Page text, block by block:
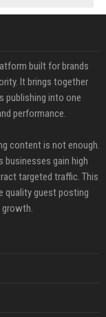
built for brands
It brings together
publishing into one
performance.
content is not enough.
businesses gain high
targeted traffic. This
quality guest posting
growth.